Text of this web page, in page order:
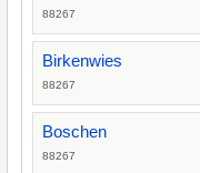
88267
Birkenwies
88267
Boschen
88267